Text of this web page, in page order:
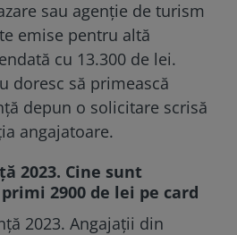
sau agenție de turism
emise pentru altă
cu 13.300 de lei.
doresc să primească
depun o solicitare scrisă
angajatoare.
2023. Cine sunt
2900 de lei pe card
2023. Angajații din